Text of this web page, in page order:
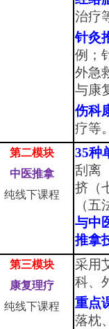
治疗
针灸
例；
外急
与康
伤科
疗等
第二模块
中医推拿
纯线下课程
35种
刮离
挤（
（
与中
推拿
第三模块
康复理疗
纯线下课程
采用
科、
重
落枕